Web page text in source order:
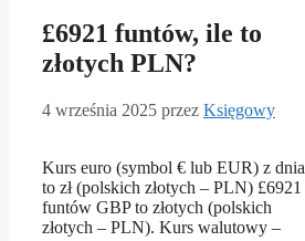
£6921 funtów, ile to
złotych PLN?
4 września 2025 przez Księgowy
Kurs euro (symbol € lub EUR) z dnia
to zł (polskich złotych – PLN) £6921
funtów GBP to złotych (polskich
złotych – PLN). Kurs walutowy –